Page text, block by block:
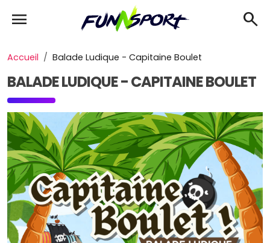
menu search
Accueil Balade Ludique - Capitaine Boulet
BALADE LUDIQUE - CAPITAINE BOULET